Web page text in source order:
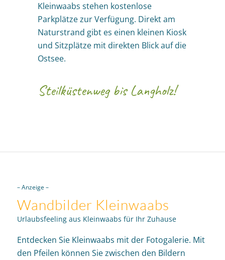
Kleinwaabs stehen kostenlose
Parkplätze zur Verfügung. Direkt am
Naturstrand gibt es einen kleinen Kiosk
und Sitzplätze mit direkten Blick auf die
Ostsee.
Steilküstenweg bis Langholz!
– Anzeige –
Wandbilder Kleinwaabs
Urlaubsfeeling aus Kleinwaabs für Ihr Zuhause
Entdecken Sie Kleinwaabs mit der Fotogalerie. Mit
den Pfeilen können Sie zwischen den Bildern